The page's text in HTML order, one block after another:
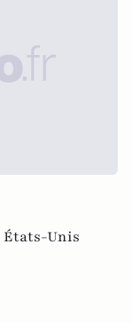
États-Unis